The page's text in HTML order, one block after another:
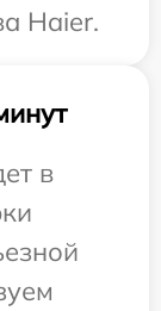
Haier.
в